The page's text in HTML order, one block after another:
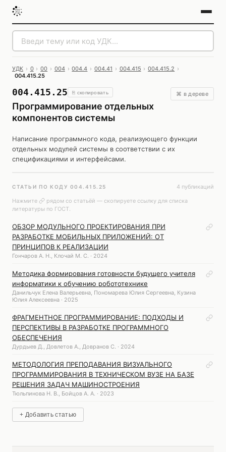
УДК › 0 › 00 › 004 › 004.4 › 004.41 › 004.415 › 004.415.2 ›
004.415.25
004.415.25 ⎘ скопировать
Программирование отдельных
компонентов системы
⌘ в дереве
Написание программного кода, реализующего функции
отдельных модулей системы в соответствии с их
спецификациями и интерфейсами.
СТАТЬИ ПО КОДУ 004.415.25
4 публикаций
Нажмите
рядом со статьёй — скопируете ссылку для списка
литературы по ГОСТ.
ОБЗОР МОДУЛЬНОГО ПРОЕКТИРОВАНИЯ ПРИ
РАЗРАБОТКЕ МОБИЛЬНЫХ ПРИЛОЖЕНИЙ: ОТ
ПРИНЦИПОВ К РЕАЛИЗАЦИИ
Гончаров А. Н., Клочай М. С. · 2024
Методика формирования готовности будущего учителя
информатики к обучению робототехнике
Данильчук Елена Валерьевна, Пономарева Юлия Сергеевна, Кузина
Юлия Алексеевна · 2025
ФРАГМЕНТНОЕ ПРОГРАММИРОВАНИЕ: ПОДХОДЫ И
ПЕРСПЕКТИВЫ В РАЗРАБОТКЕ ПРОГРАММНОГО
ОБЕСПЕЧЕНИЯ
Дурдыев Д., Довлетов А., Довранов С. · 2024
МЕТОДОЛОГИЯ ПРЕПОДАВАНИЯ ВИЗУАЛЬНОГО
ПРОГРАММИРОВАНИЯ В ТЕХНИЧЕСКОМ ВУЗЕ НА БАЗЕ
РЕШЕНИЯ ЗАДАЧ МАШИНОСТРОЕНИЯ
Тюльпинова Н. В., Бойцов А. А. · 2023
+ Добавить статью